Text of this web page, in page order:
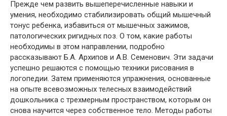
Прежде чем развить вышеперечисленные навыки и
умения, необходимо стабилизировать общий мышечный
тонус ребенка, избавиться от мышечных зажимов,
патологических ригидных поз. О том, какие работы
необходимы в этом направлении, подробно
рассказывают Б.А. Архипов и А.В. Семенович. Эти задачи
успешно решаются с помощью техники рисования в
логопедии. Затем применяются упражнения, основанные
на опыте всевозможных телесных взаимодействий
дошкольника с трехмерным пространством, которым он
снова научится через собственное тело. Методы работы